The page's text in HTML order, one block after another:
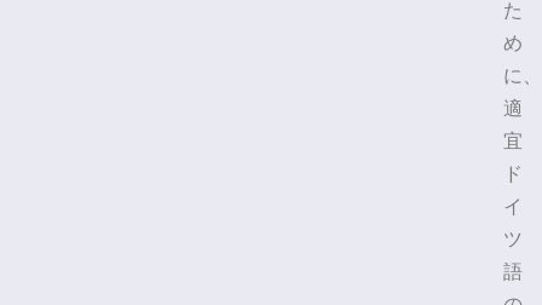
た
め
に、
適
宜
ド
イ
ツ
語